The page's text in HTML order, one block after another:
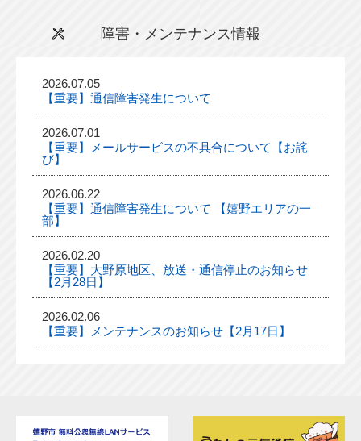
障害・メンテナンス情報
2026.07.05
【重要】通信障害発生について
2026.07.01
【重要】メールサービスの不具合について【お詫
び】
2026.06.22
【重要】通信障害発生について 【嬉野エリアの一
部】
2026.02.20
【重要】大野原地区、放送・通信停止のお知らせ
【2月28日】
2026.02.06
【重要】メンテナンスのお知らせ【2月17日】